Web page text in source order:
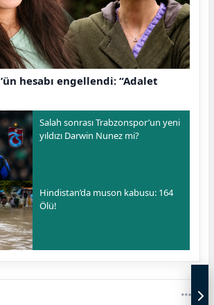
hesabı engellendi: “Adalet
Salah sonrası Trabzonspor’un yeni
yıldızı Darwin Nunez mi?
Hindistan’da muson kabusu: 164
Ölü!